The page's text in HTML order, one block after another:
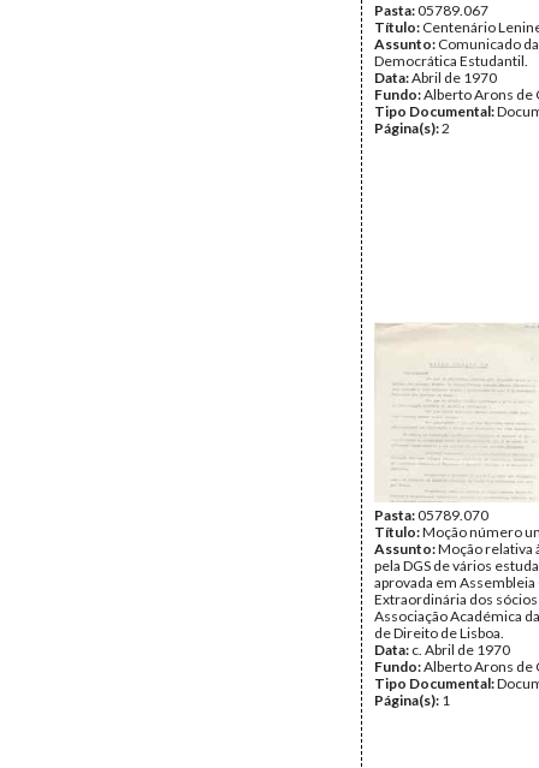
Pasta:05789.067
Título: Centenário
Assunto: Comunicado
Democrática Estudantil.
Data:Abril de 1970
Fundo:Alberto Arons de
Tipo Documental:
Página(s):2
Pasta:05789.070
Título:Moção número
Assunto:Moção relativa
pela DGS de vários
aprovada em Assembleia
Extraordinária dos sócios
Associação Académica
de Direito de Lisboa.
Data: c. Abril de 1970
Fundo:Alberto Arons de
Tipo Documental:
Página(s): 1